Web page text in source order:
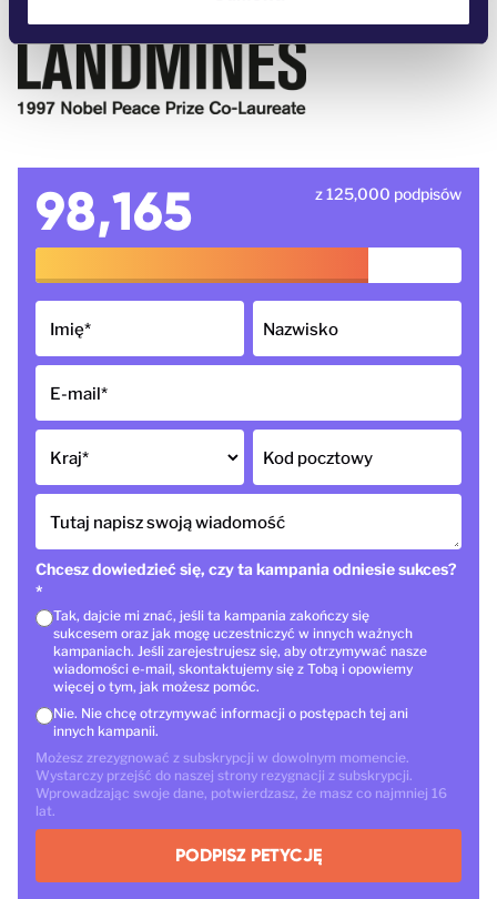
98,165 z 125,000 podpisów
Imię* Nazwisko
E-mail*
Kraj* Kod pocztowy
Tutaj napisz swoją wiadomość
Chcesz dowiedzieć się, czy ta kampania odniesie sukces?
*
Tak, dajcie mi znać, jeśli ta kampania zakończy się
sukcesem oraz jak mogę uczestniczyć w innych ważnych
kampaniach. Jeśli zarejestrujesz się, aby otrzymywać nasze
wiadomości e-mail, skontaktujemy się z Tobą i opowiemy
więcej o tym, jak możesz pomóc.
Nie. Nie chcę otrzymywać informacji o postępach tej ani
innych kampanii.
Możesz zrezygnować z subskrypcji w dowolnym momencie.
Wystarczy przejść do naszej strony rezygnacji z subskrypcji.
Wprowadzając swoje dane, potwierdzasz, że masz co najmniej 16
lat.
PODPISZ PETYCJĘ